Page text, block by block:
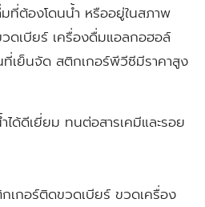
มที่ต้องโดนน้ำ หรืออยู่ในสภาพ
ดเบียร์ เครื่องดื่มแอลกอฮอล์
เย็นจัด สติกเกอร์พีวีซีมีราคาสูง
ด้ดีเยี่ยม ทนต่อสารเคมีและรอย
เกอร์ติดขวดเบียร์ ขวดเครื่อง